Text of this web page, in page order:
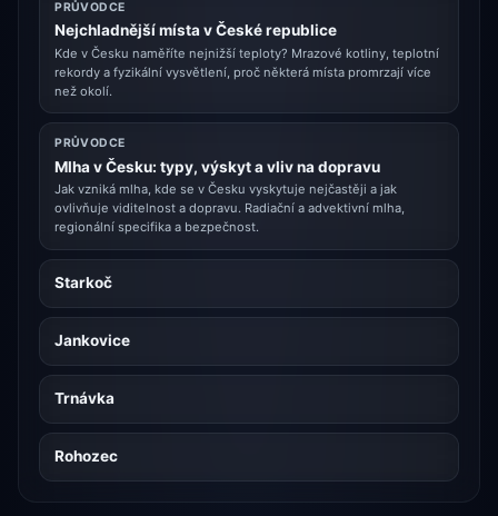
PRŮVODCE
Nejchladnější místa v České republice
Kde v Česku naměříte nejnižší teploty? Mrazové kotliny, teplotní
rekordy a fyzikální vysvětlení, proč některá místa promrzají více
než okolí.
PRŮVODCE
Mlha v Česku: typy, výskyt a vliv na dopravu
Jak vzniká mlha, kde se v Česku vyskytuje nejčastěji a jak
ovlivňuje viditelnost a dopravu. Radiační a advektivní mlha,
regionální specifika a bezpečnost.
Starkoč
Jankovice
Trnávka
Rohozec